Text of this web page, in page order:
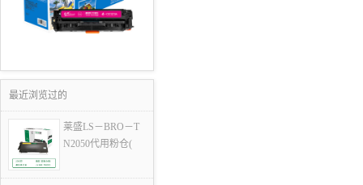
最近浏览过的
莱盛LS－BRO－T
N2050代用粉仓(